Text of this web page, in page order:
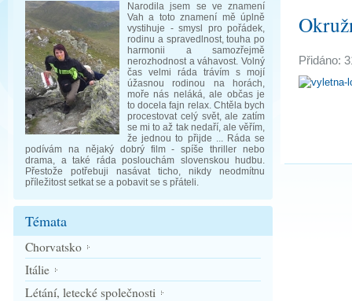
Narodila jsem se ve znamení
Vah a toto znamení mě úplně
vystihuje - smysl pro pořádek,
rodinu a spravedlnost, touha po
harmonii a samozřejmě
nerozhodnost a váhavost. Volný
čas velmi ráda trávím s mojí
úžasnou rodinou na horách,
moře nás neláká, ale občas je
to docela fajn relax. Chtěla bych
procestovat celý svět, ale zatím
se mi to až tak nedaří, ale věřím,
že jednou to přijde ... Ráda se
podívám na nějaký dobrý film - spíše thriller nebo
drama, a také ráda poslouchám slovenskou hudbu.
Přestože potřebuji nasávat ticho, nikdy neodmítnu
příležitost setkat se a pobavit se s přáteli.
Témata
Chorvatsko
Itálie
Létání, letecké společnosti
Přidáno: